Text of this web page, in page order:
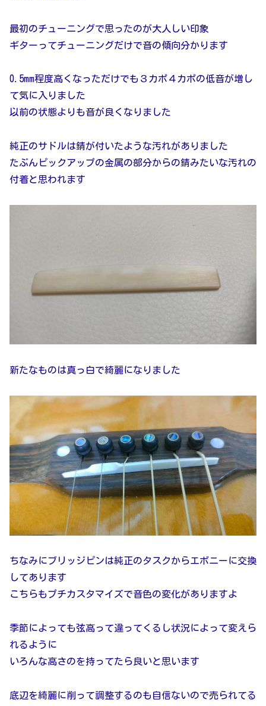
最初のチューニングで思ったのが大人しい印象
ギターってチューニングだけで音の傾向分かります
0.5mm程度高くなっただけでも３カポ４カポの低音が増し
て気に入りました
以前の状態よりも音が良くなりました
純正のサドルは錆が付いたような汚れがありました
たぶんピックアップの金属の部分からの錆みたいな汚れの
付着と思われます
新たなものは真っ白で綺麗になりました
ちなみにブリッジピンは純正のタスクからエボニーに交換
してあります
こちらもプチカスタマイズで音色の変化がありますよ
季節によっても弦高って違ってくるし状況によって変えら
れるように
いろんな高さのを持ってたら良いと思います
底辺を綺麗に削って調整するのも自信ないので売られてる